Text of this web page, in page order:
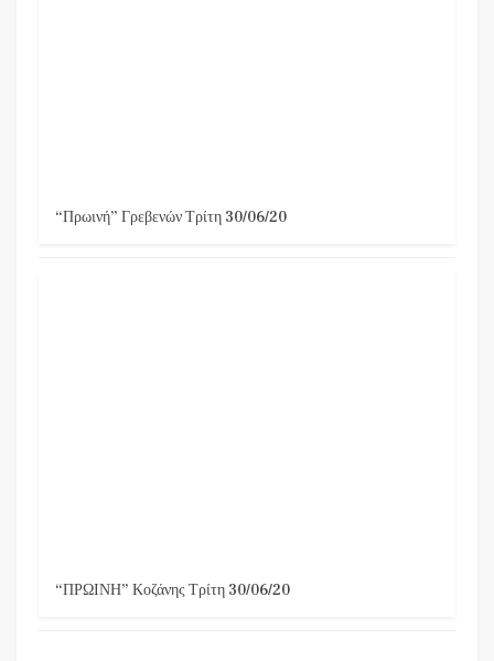
“Πρωινή” Γρεβενών Τρίτη 30/06/20
“ΠΡΩΙΝΗ” Κοζάνης Τρίτη 30/06/20